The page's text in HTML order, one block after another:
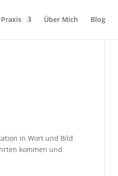
Praxis Über Mich Blog
in Wort und Bild
kommen und